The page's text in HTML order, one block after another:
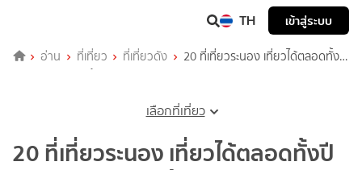
TH เข้าสู่ระบบ
อ่าน ที่เที่ยว ที่เที่ยวดัง
20 ที่เที่ยวระนอง เที่ยวได้ตลอดทั้งปี
ทะเลสวย สายชิลห้ามพลาด
เลือกที่เที่ยว
20 ที่เที่ยวระนอง เที่ยวได้ตลอดทั้งปี